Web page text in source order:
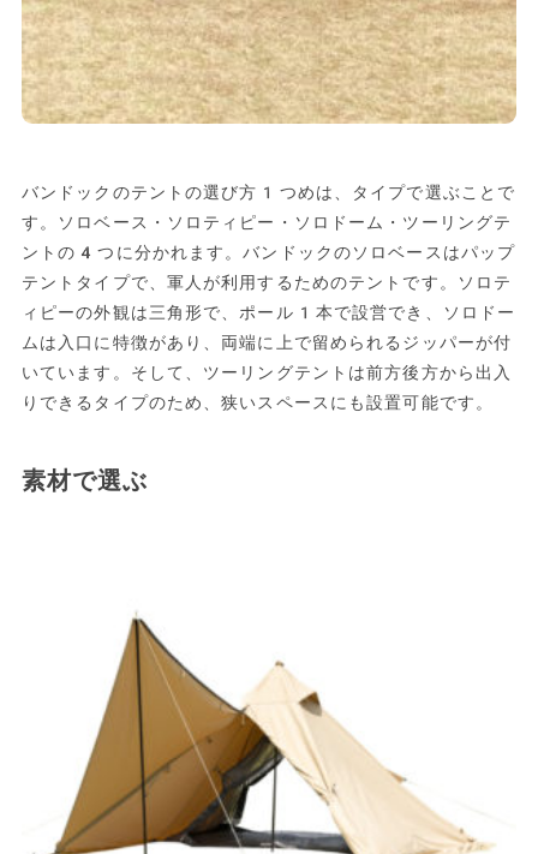
バンドックのテントの選び方1つめは、タイプで選ぶことで
す。ソロベース・ソロティピー・ソロドーム・ツーリングテ
ントの4つに分かれます。バンドックのソロベースはパップ
テントタイプで、軍人が利用するためのテントです。ソロテ
ィピーの外観は三角形で、ポール1本で設営でき、ソロドー
ムは入口に特徴があり、両端に上で留められるジッパーが付
いています。そして、ツーリングテントは前方後方から出入
りできるタイプのため、狭いスペースにも設置可能です。
素材で選ぶ